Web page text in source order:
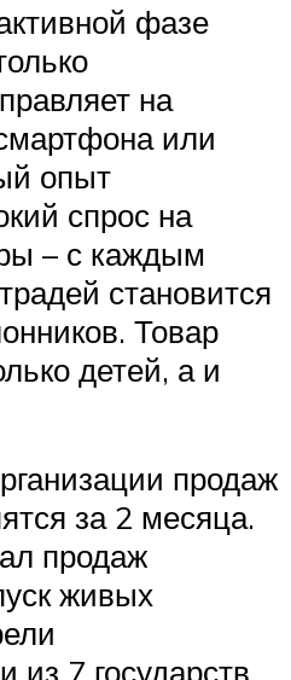
фазе
на
или
опыт
спрос на
– с каждым
становится
Товар
детей, а и
продаж
за 2 месяца.
продаж
живых
из 7 государств